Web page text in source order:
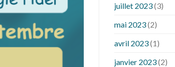
juillet 2023(3)
mai 2023(2)
avril 2023(1)
janvier 2023(2)